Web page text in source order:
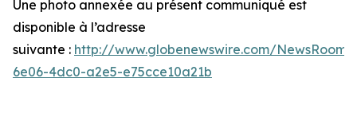
Une photo annexée au présent communiqué est
disponible à l’adresse
suivante : http://www.globenewswire.com/
6e06-4dc0-a2e5-e75cce10a21b